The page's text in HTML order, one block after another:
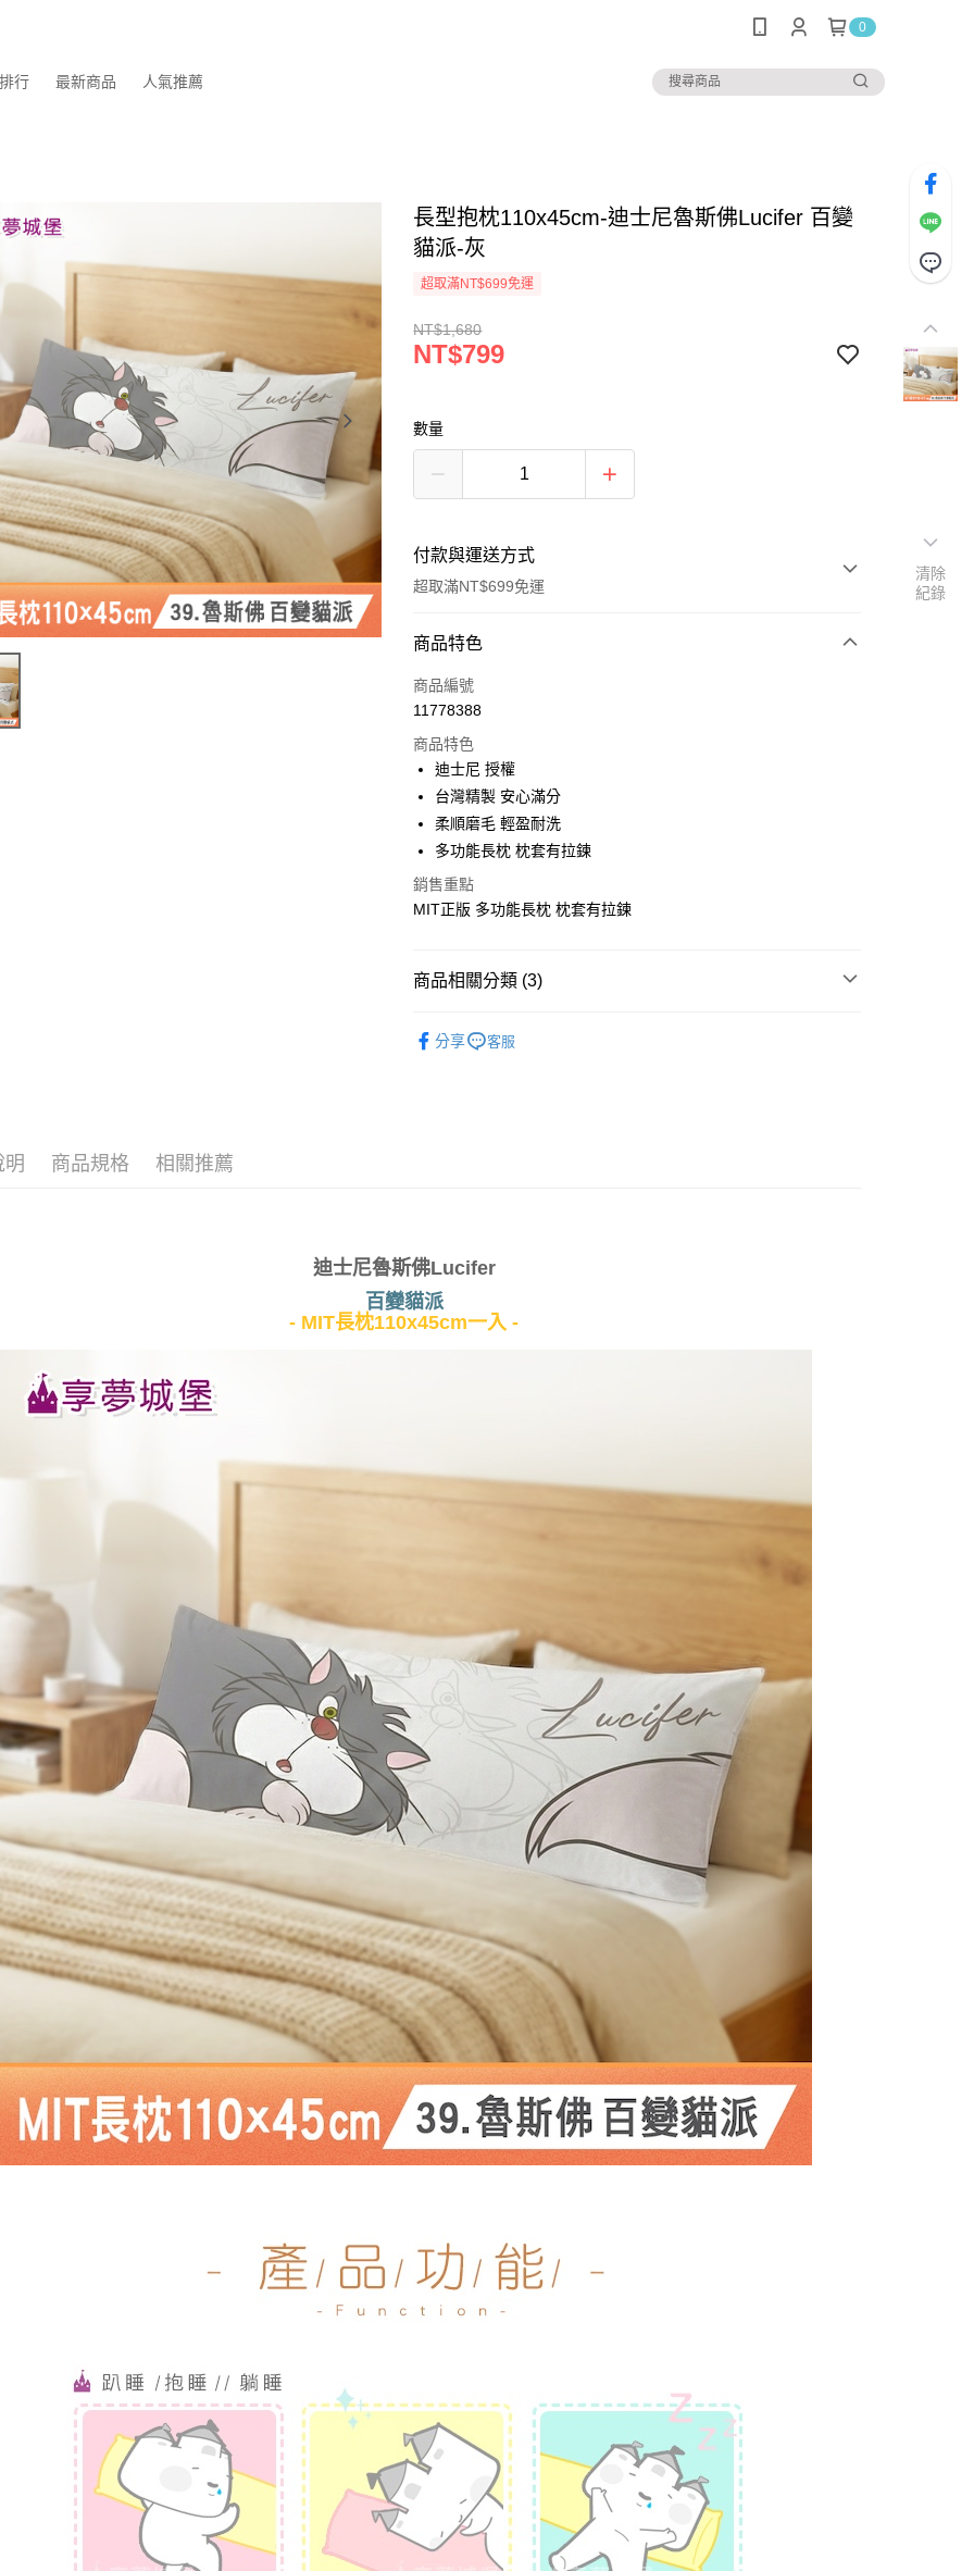
0
行 最新商品 人氣推薦
長型抱枕110x45cm-迪士尼魯斯佛Lucifer 百變
貓派-灰
超取滿NT$699免運
NT$1,680
NT$799
數量
付款與運送方式
超取滿NT$699免運
付款方式
信用卡一次付款
LINE Pay
Apple Pay
街口支付
悠遊付
運送方式
商品特色
商品編號
11778388
商品特色
迪士尼 授權
台灣精製 安心滿分
柔順磨毛 輕盈耐洗
多功能長枕 枕套有拉鍊
銷售重點
MIT正版 多功能長枕 枕套有拉鍊
商品相關分類 (3)
分享 客服
明 商品規格 相關推薦
迪士尼魯斯佛Lucifer
百變貓派
- MIT長枕110x45cm一入 -
清除
紀錄